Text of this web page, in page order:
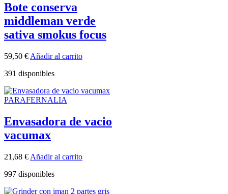
Bote conserva
middleman verde
sativa smokus focus
59,50 € Añadir al carrito
391 disponibles
PARAFERNALIA
Envasadora de vacio
vacumax
21,68 € Añadir al carrito
997 disponibles